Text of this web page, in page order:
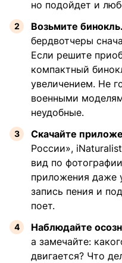
но подойдет и
Возьмите бинокль.
бердвотчеры
Если решите
компактный
увеличением. Не
военными
неудобные.
Скачайте
России»,
вид по
приложения даже
запись пения и
поет.
Наблюдайте
а замечайте:
двигается? Что